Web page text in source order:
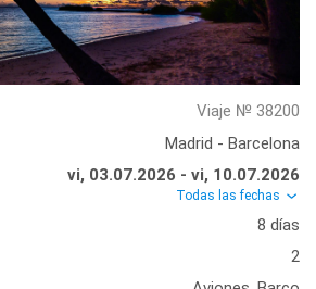
Viaje № 38200
Madrid - Barcelona
vi, 03.07.2026 - vi, 10.07.2026
Todas las fechas
8 días
2